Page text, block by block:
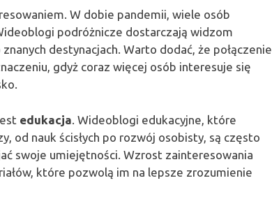
W dobie pandemii, wiele osób
podróżnicze dostarczają widzom
destynacjach. Warto dodać, że połączenie
gdyż coraz więcej osób interesuje się
edukacja. Wideoblogi edukacyjne, które
od nauk ścisłych po rozwój osobisty, są często
swoje umiejętności. Wzrost zainteresowania
które pozwolą im na lepsze zrozumienie